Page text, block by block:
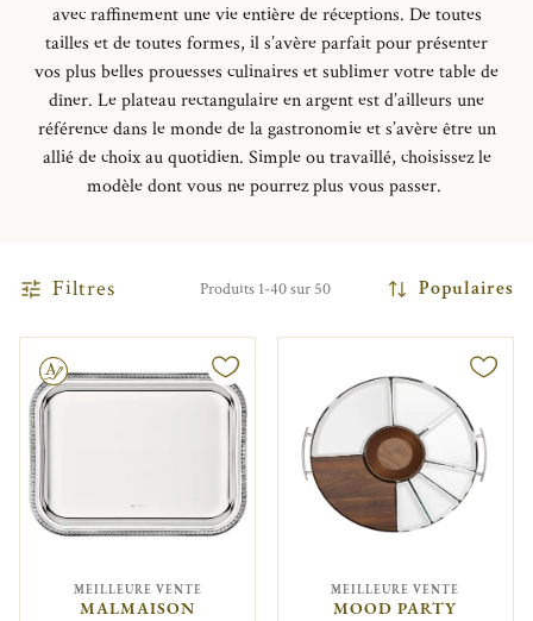
avec raffinement une vie entière de réceptions. De toutes
tailles et de toutes formes, il s’avère parfait pour présenter
vos plus belles prouesses culinaires et sublimer votre table de
dîner. Le plateau rectangulaire en argent est d’ailleurs une
référence dans le monde de la gastronomie et s’avère être un
allié de choix au quotidien. Simple ou travaillé, choisissez le
modèle dont vous ne pourrez plus vous passer.
Filtres Produits 1-40 sur 50 Populaires
MEILLEURE VENTE
MALMAISON
MEILLEURE VENTE
MOOD PARTY